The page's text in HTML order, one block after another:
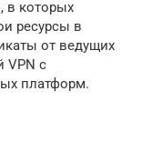
в которых
ресурсы в
от ведущих
VPN с
платформ.